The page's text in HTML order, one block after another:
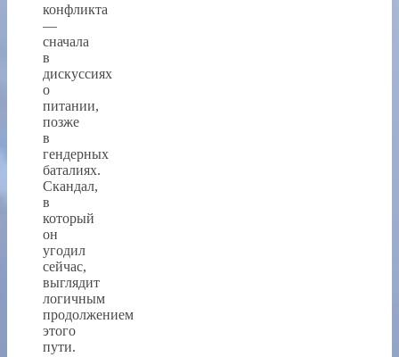
конфликта
—
сначала
в
дискуссиях
о
питании,
позже
в
гендерных
баталиях.
Скандал,
в
который
он
угодил
сейчас,
выглядит
логичным
продолжением
этого
пути.